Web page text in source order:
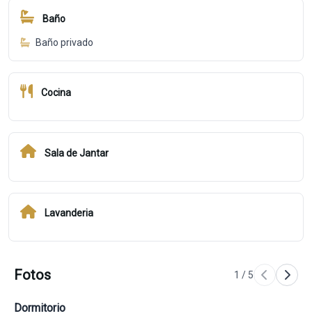
Baño
Baño privado
Cocina
Sala de Jantar
Lavanderia
Fotos 1 / 5
Dormitorio